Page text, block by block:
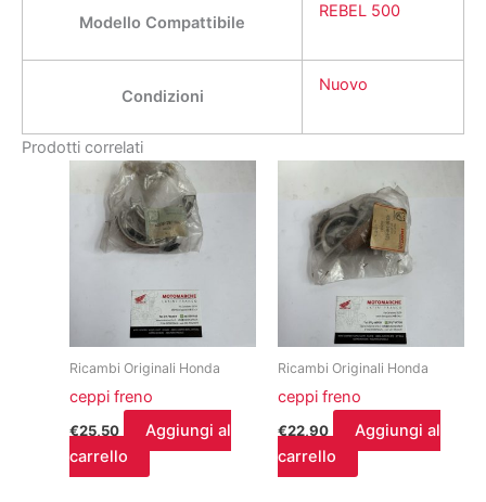
Modello Compattibile
REBEL 500
Condizioni
Nuovo
Prodotti correlati
Ricambi Originali Honda
ceppi freno
€25,50
Aggiungi al
carrello
Ricambi Originali Honda
ceppi freno
€22,90
Aggiungi al
carrello